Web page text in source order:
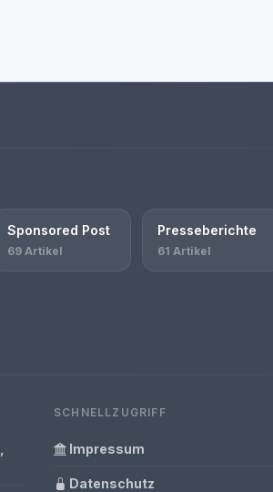
Sponsored Post
69 Artikel
Presseberichte
61 Artikel
SCHNELLZUGRIFF
Impressum
Datenschutz